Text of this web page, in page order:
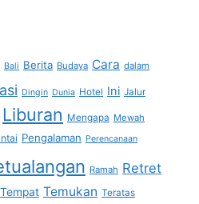
Bali Berita Budaya Cara dalam
Dingin Dunia Hotel Ini Jalur
Liburan Mengapa Mewah
Pengalaman Perencanaan
Ramah Retret
Tempat Temukan Teratas